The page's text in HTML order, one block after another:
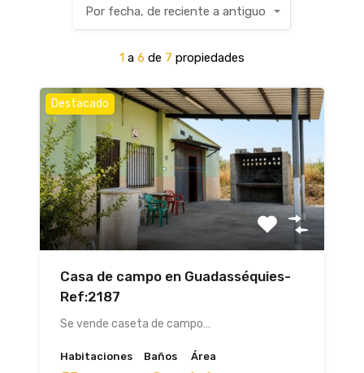
1 a 6 de 7 propiedades
Por fecha, de reciente a antiguo
Destacado
Casa de campo en Guadasséquies-
Ref:2187
Se vende caseta de campo…
Habitaciones Baños Área